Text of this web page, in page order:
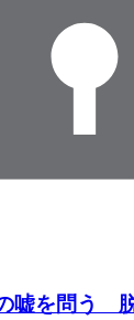
嘘を問う